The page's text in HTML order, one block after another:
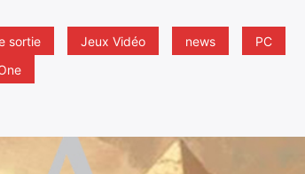
sortie Jeux Vidéo news
PC